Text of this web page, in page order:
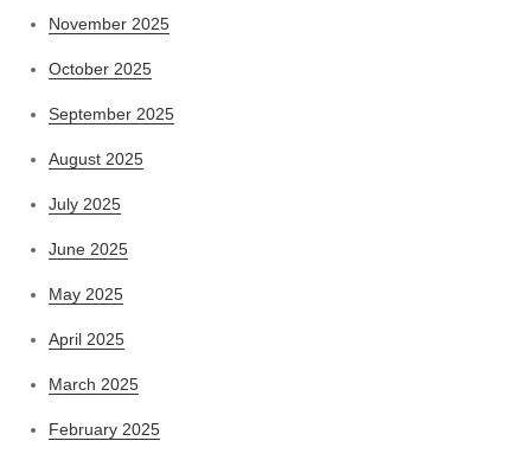
November 2025
October 2025
September 2025
August 2025
July 2025
June 2025
May 2025
April 2025
March 2025
February 2025